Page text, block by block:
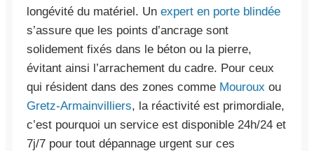
longévité du matériel. Un expert en porte blindée
s’assure que les points d’ancrage sont
solidement fixés dans le béton ou la pierre,
évitant ainsi l’arrachement du cadre. Pour ceux
qui résident dans des zones comme Mouroux ou
Gretz-Armainvilliers, la réactivité est primordiale,
c’est pourquoi un service est disponible 24h/24 et
7j/7 pour tout dépannage urgent sur ces